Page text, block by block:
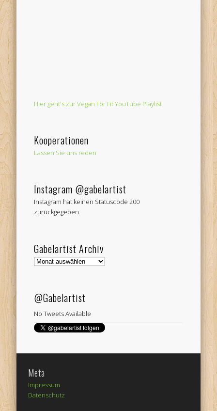
Hier geht's zur Vegan For Fit YouTube Playlist
Kooperationen
Lassen Sie uns reden
Instagram @gabelartist
Instagram hat keinen Statuscode 200
zurückgegeben.
Gabelartist Archiv
Gabelartist
@Gabelartist
No Tweets Available
Meta
Impressum
Datenschutz